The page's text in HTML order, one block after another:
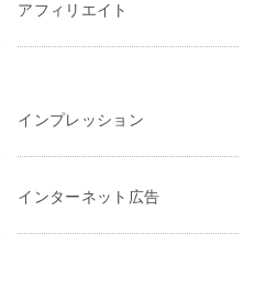
アフィリエイト
インプレッション
インターネット広告